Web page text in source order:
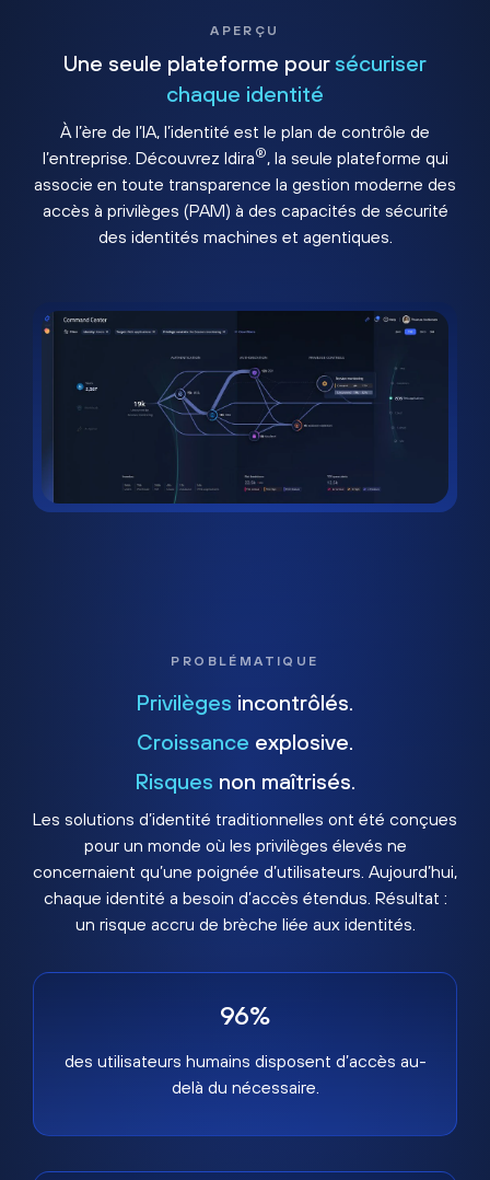
APERÇU
Une seule plateforme pour sécuriser
chaque identité
À l’ère de l’IA, l’identité est le plan de contrôle de
l’entreprise. Découvrez Idira®, la seule plateforme qui
associe en toute transparence la gestion moderne des
accès à privilèges (PAM) à des capacités de sécurité
des identités machines et agentiques.
PROBLÉMATIQUE
Privilèges incontrôlés.
Croissance explosive.
Risques non maîtrisés.
Les solutions d’identité traditionnelles ont été conçues
pour un monde où les privilèges élevés ne
concernaient qu’une poignée d’utilisateurs. Aujourd’hui,
chaque identité a besoin d’accès étendus. Résultat :
un risque accru de brèche liée aux identités.
96%
des utilisateurs humains disposent d’accès au-
delà du nécessaire.